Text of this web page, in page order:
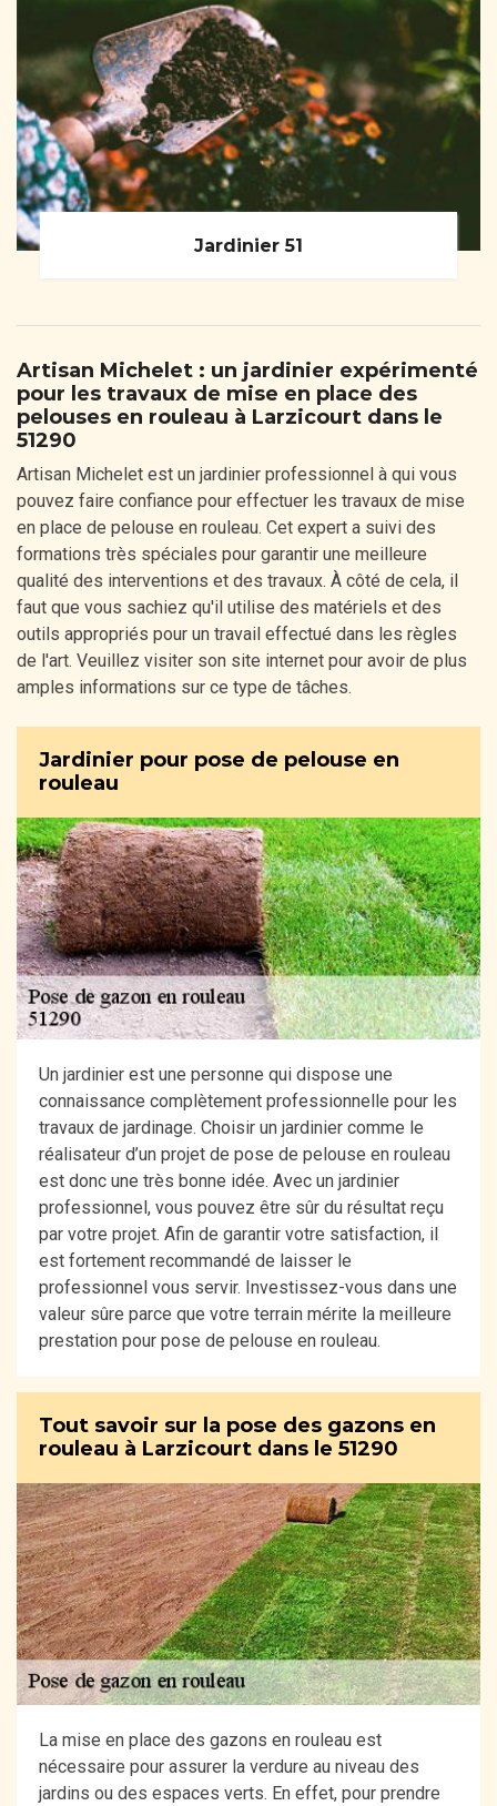
Jardinier 51
Artisan Michelet : un jardinier expérimenté
pour les travaux de mise en place des
pelouses en rouleau à Larzicourt dans le
51290
Artisan Michelet est un jardinier professionnel à qui vous
pouvez faire confiance pour effectuer les travaux de mise
en place de pelouse en rouleau. Cet expert a suivi des
formations très spéciales pour garantir une meilleure
qualité des interventions et des travaux. À côté de cela, il
faut que vous sachiez qu'il utilise des matériels et des
outils appropriés pour un travail effectué dans les règles
de l'art. Veuillez visiter son site internet pour avoir de plus
amples informations sur ce type de tâches.
Jardinier pour pose de pelouse en
rouleau
Un jardinier est une personne qui dispose une
connaissance complètement professionnelle pour les
travaux de jardinage. Choisir un jardinier comme le
réalisateur d’un projet de pose de pelouse en rouleau
est donc une très bonne idée. Avec un jardinier
professionnel, vous pouvez être sûr du résultat reçu
par votre projet. Afin de garantir votre satisfaction, il
est fortement recommandé de laisser le
professionnel vous servir. Investissez-vous dans une
valeur sûre parce que votre terrain mérite la meilleure
prestation pour pose de pelouse en rouleau.
Tout savoir sur la pose des gazons en
rouleau à Larzicourt dans le 51290
La mise en place des gazons en rouleau est
nécessaire pour assurer la verdure au niveau des
jardins ou des espaces verts. En effet, pour prendre